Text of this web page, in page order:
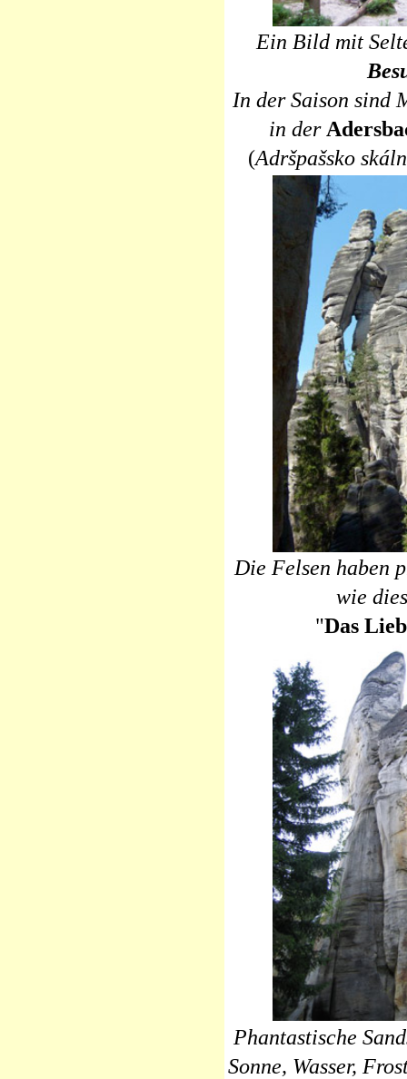
Ein Bild mit
In der Saison sind
in der
(Adršpašsko
Die Felsen haben
wie
"Das
Phantastische
Sonne, Wasser,